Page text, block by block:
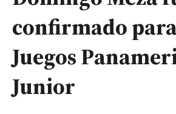
confirmado
Juegos
Junior